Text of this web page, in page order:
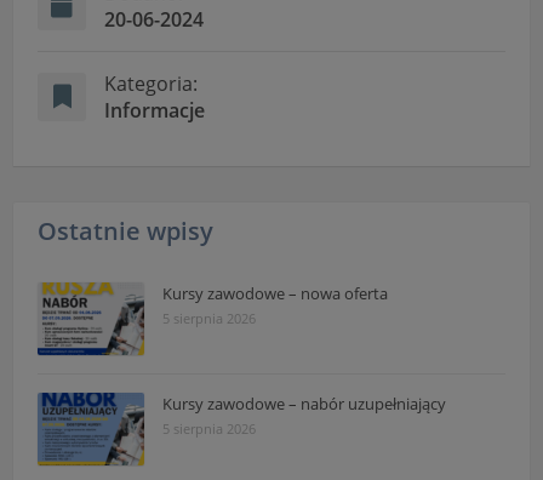
20-06-2024
Kategoria:
Informacje
Ostatnie wpisy
Kursy zawodowe – nowa oferta
5 sierpnia 2026
Kursy zawodowe – nabór uzupełniający
5 sierpnia 2026